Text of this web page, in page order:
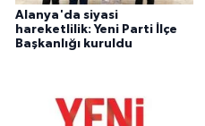
Alanya'da siyasi
hareketlilik: Yeni Parti İlçe
Başkanlığı kuruldu